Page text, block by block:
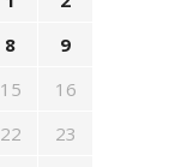
8
9
15
16
22
23